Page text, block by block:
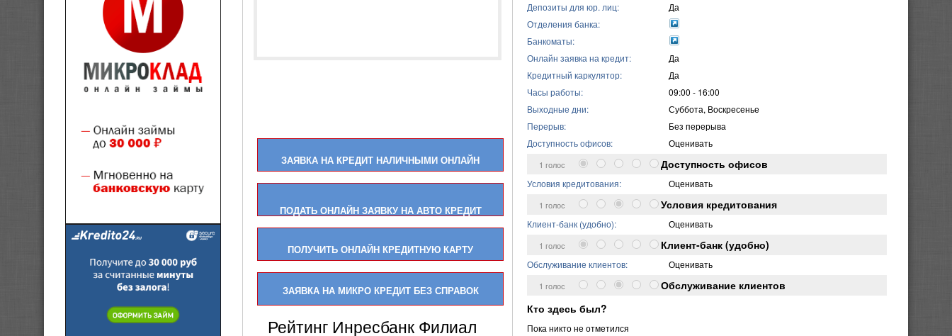
ЗАЯВКА НА КРЕДИТ НАЛИЧНЫМИ ОНЛАЙН
ПОДАТЬ ОНЛАЙН ЗАЯВКУ НА АВТО КРЕДИТ
ПОЛУЧИТЬ ОНЛАЙН КРЕДИТНУЮ КАРТУ
ЗАЯВКА НА МИКРО КРЕДИТ БЕЗ СПРАВОК
Рейтинг Инресбанк Филиал
Депозиты для юр. лиц:
Да
Отделения банка:
Банкоматы:
Онлайн заявка на кредит:
Да
Кредитный каркулятор:
Да
Часы работы:
09:00 - 16:00
Выходные дни:
Суббота, Воскресенье
Перерыв:
Без перерыва
Доступность офисов:
Оценивать
1 голос Доступность офисов
Условия кредитования: Оценивать
1 голос Условия кредитования
Клиент-банк (удобно): Оценивать
1 голос Клиент-банк (удобно)
Обслуживание клиентов: Оценивать
1 голос
Обслуживание клиентов
Кто здесь был?
Пока никто не отметился